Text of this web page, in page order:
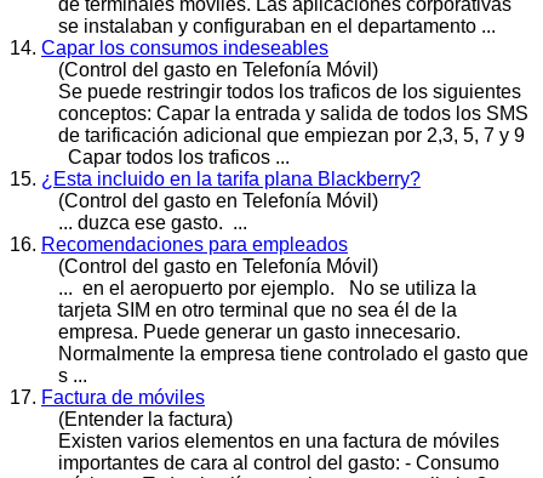
se instalaban y configuraban en el departamento ...
14. Capar los consumos indeseables
(Control del gasto en Telefonía Móvil)
Se puede restringir todos los traficos de los siguientes
conceptos: Capar la entrada y salida de todos los SMS
de tarificación adicional que empiezan por 2,3, 5, 7 y 9
Capar todos los traficos ...
15. ¿Esta incluido en la tarifa plana Blackberry?
(Control del gasto en Telefonía Móvil)
... duzca ese gasto. ...
16. Recomendaciones para empleados
(Control del gasto en Telefonía Móvil)
... en el aeropuerto por ejemplo. No se utiliza la
tarjeta SIM en otro terminal que no sea él de la
empresa. Puede generar un gasto innecesario.
Normalmente la empresa tiene controlado el gasto que
s ...
17. Factura de móviles
(Entender la factura)
Existen varios elementos en una factura de móviles
importantes de cara al control del gasto: - Consumo